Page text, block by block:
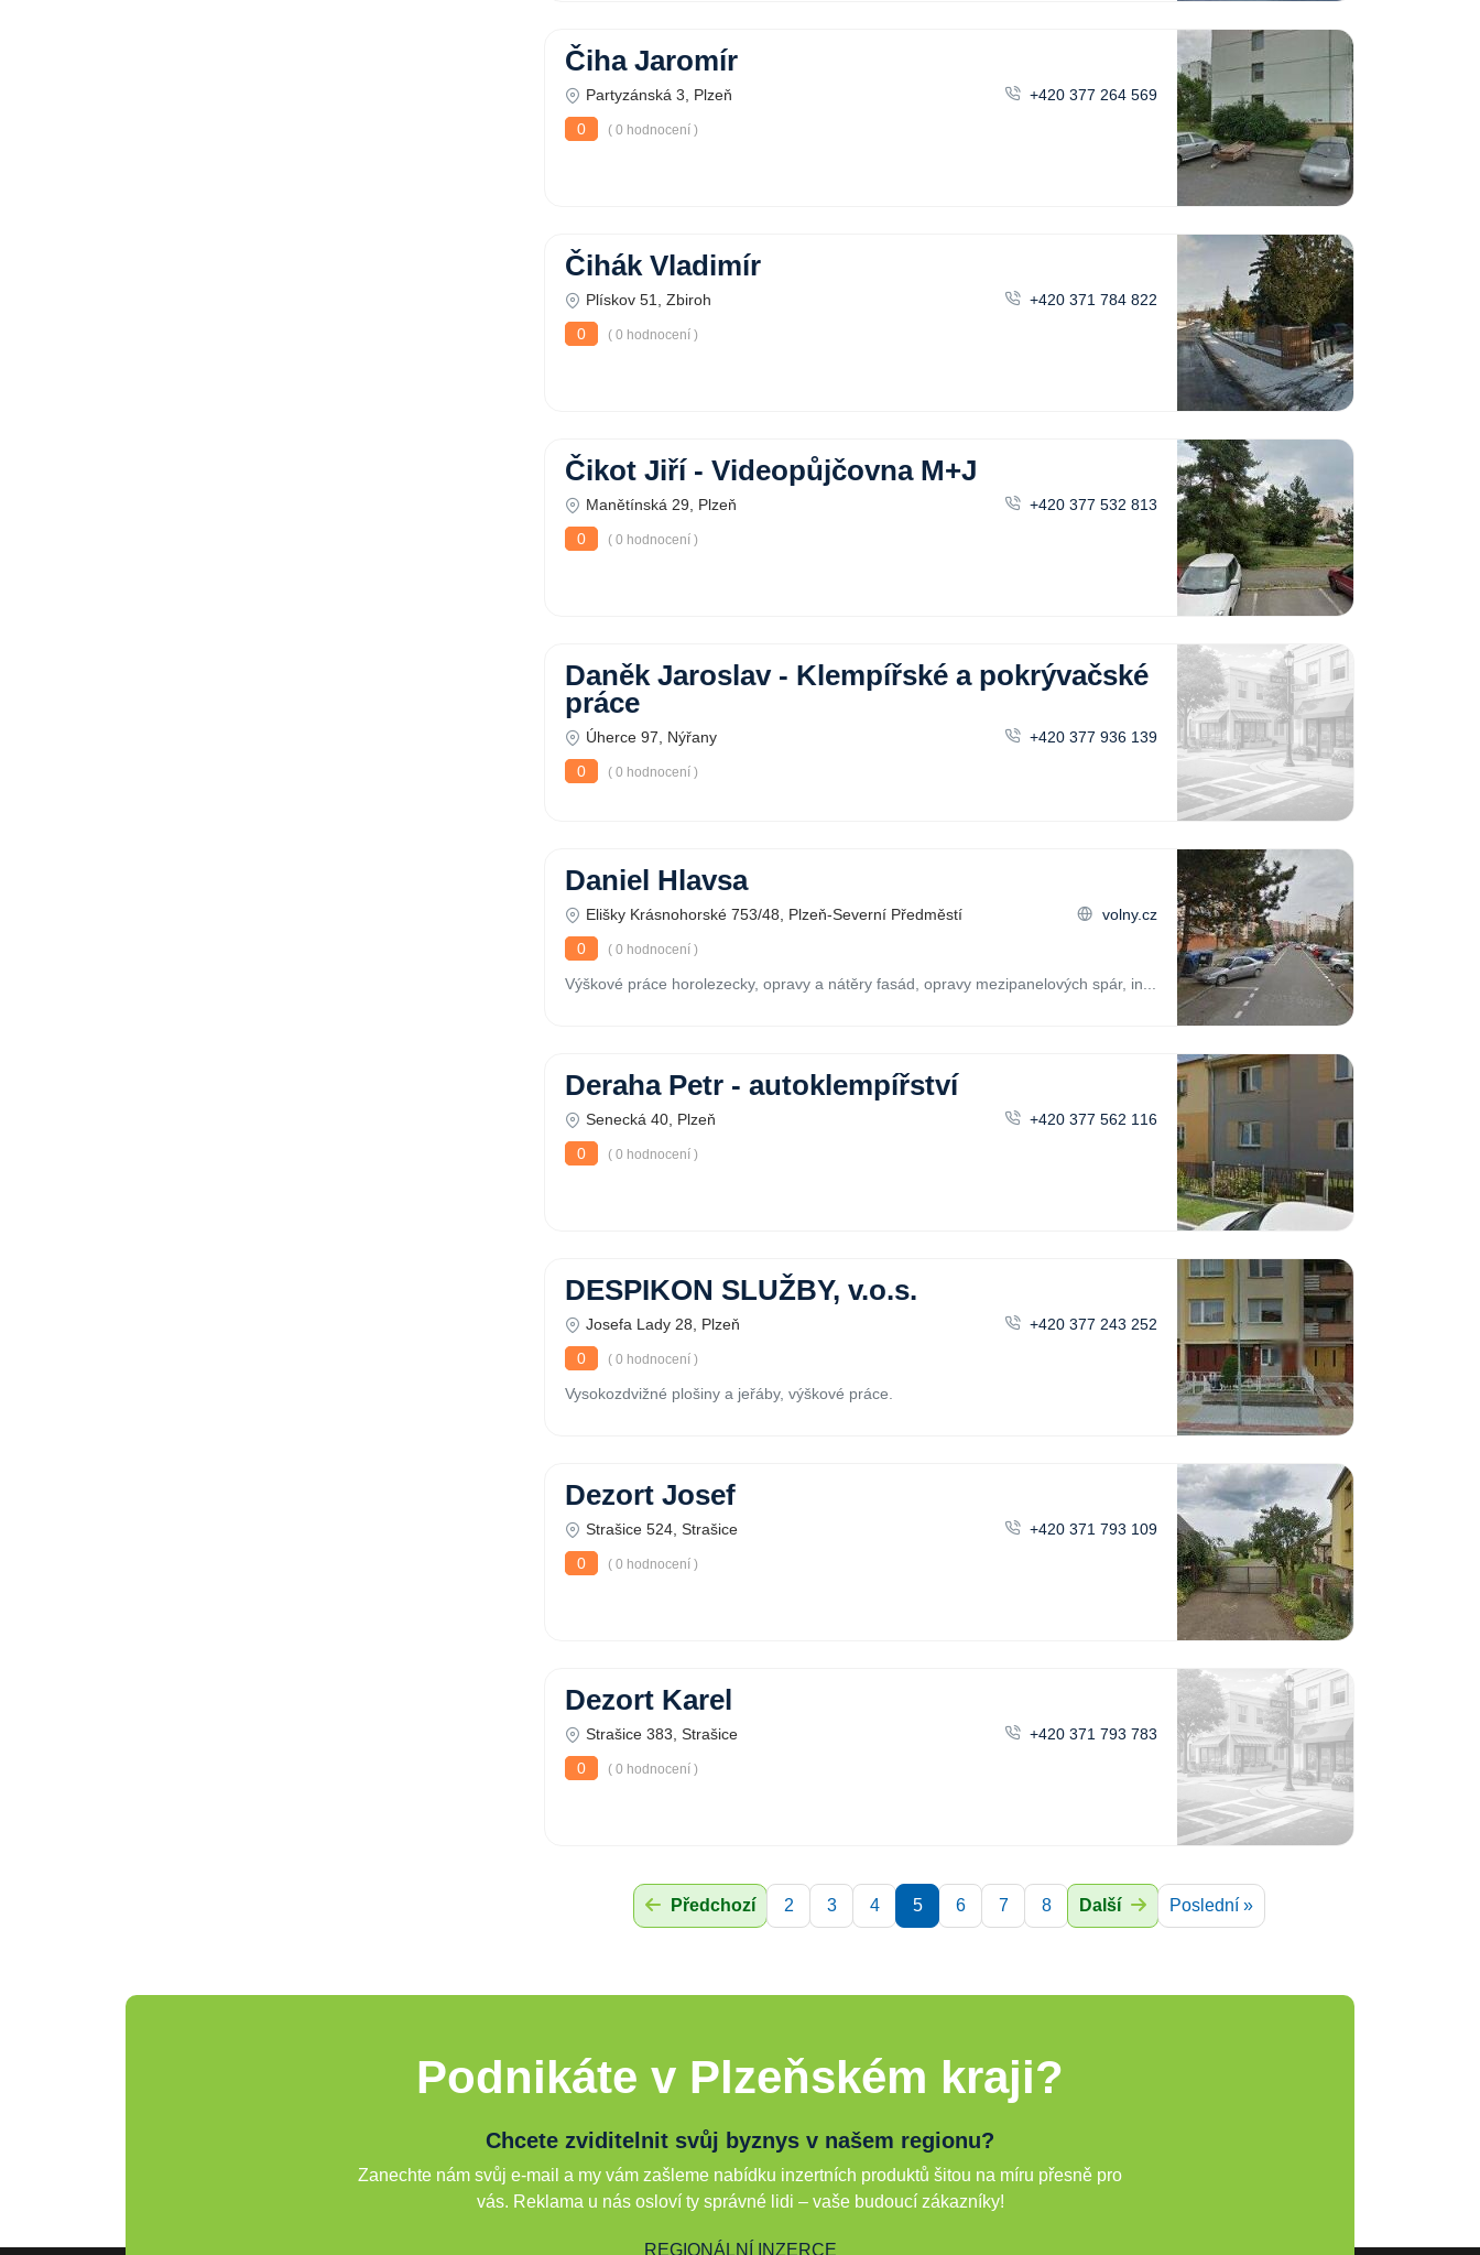
Čiha Jaromír
Partyzánská 3, Plzeň
+420 377 264 569
0
( 0 hodnocení )
Čihák Vladimír
Plískov 51, Zbiroh
+420 371 784 822
0
( 0 hodnocení )
Čikot Jiří - Videopůjčovna M+J
Manětínská 29, Plzeň
+420 377 532 813
0
( 0 hodnocení )
Daněk Jaroslav - Klempířské a pokrývačské
práce
Úherce 97, Nýřany
+420 377 936 139
0
( 0 hodnocení )
Daniel Hlavsa
Elišky Krásnohorské 753/48, Plzeň-Severní Předměstí
volny.cz
0
( 0 hodnocení )
Výškové práce horolezecky, opravy a nátěry fasád, opravy mezipanelových spár, in...
Deraha Petr - autoklempířství
Senecká 40, Plzeň
+420 377 562 116
0
( 0 hodnocení )
DESPIKON SLUŽBY, v.o.s.
Josefa Lady 28, Plzeň
+420 377 243 252
0
( 0 hodnocení )
Vysokozdvižné plošiny a jeřáby, výškové práce.
Dezort Josef
Strašice 524, Strašice
+420 371 793 109
0
( 0 hodnocení )
Dezort Karel
Strašice 383, Strašice
+420 371 793 783
0
( 0 hodnocení )
Předchozí 2 3 4 5 6 7 8 Další Poslední »
Podnikáte v Plzeňském kraji?
Chcete zviditelnit svůj byznys v našem regionu?
Zanechte nám svůj e-mail a my vám zašleme nabídku inzertních produktů šitou na míru přesně pro
vás. Reklama u nás osloví ty správné lidi – vaše budoucí zákazníky!
REGIONÁLNÍ INZERCE